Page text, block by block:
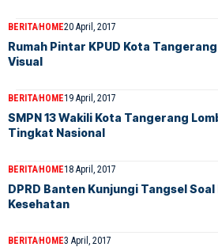
BERITAHOME20 April, 2017
Rumah Pintar KPUD Kota
Visual
BERITAHOME19 April, 2017
SMPN 13 Wakili Kota Tangerang
Tingkat Nasional
BERITAHOME18 April, 2017
DPRD Banten Kunjungi Tangsel
Kesehatan
BERITAHOME3 April, 2017